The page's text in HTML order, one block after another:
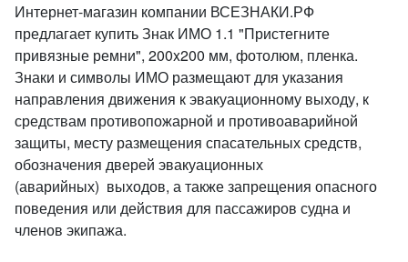
Интернет-магазин компании ВСЕЗНАКИ.РФ
предлагает купить Знак ИМО 1.1 "Пристегните
привязные ремни", 200x200 мм, фотолюм, пленка.
Знаки и символы ИМО размещают для указания
направления движения к эвакуационному выходу, к
средствам противопожарной и противоаварийной
защиты, месту размещения спасательных средств,
обозначения дверей эвакуационных
(аварийных) выходов, а также запрещения опасного
поведения или действия для пассажиров судна и
членов экипажа.